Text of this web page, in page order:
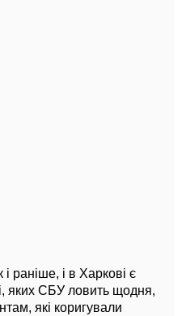
раніше, і в Харкові є
яких СБУ ловить щодня,
які коригували